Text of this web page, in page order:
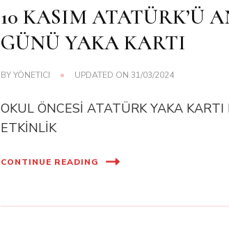
10 KASIM ATATÜRK’Ü
GÜNÜ YAKA KARTI
BYYÖNETICI UPDATED ON 31/03/2024
OKUL ÖNCESİ ATATÜRK YAKA KARTI
ETKİNLİK
CONTINUE READING